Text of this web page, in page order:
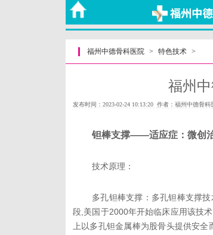
福州中德骨科医院 > 特色技术 >
福州
发布时间：2023-02-24 10:13:20 作者：福州中德骨科
钽棒支撑——适应症：微创
技术原理：
多孔钽棒支撑：多孔钽棒支撑
段,美国于2000年开始临床应用该技
上以多孔钽金属棒为股骨头提供安